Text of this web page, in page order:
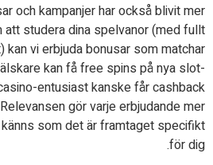
och kampanjer har också blivit mer
att studera dina spelvanor (med fullt
vi erbjuda bonusar som matchar
kan få free spins på nya slot-
entusiast kanske får cashback
gör varje erbjudande mer
som det är framtaget specifikt
för dig.